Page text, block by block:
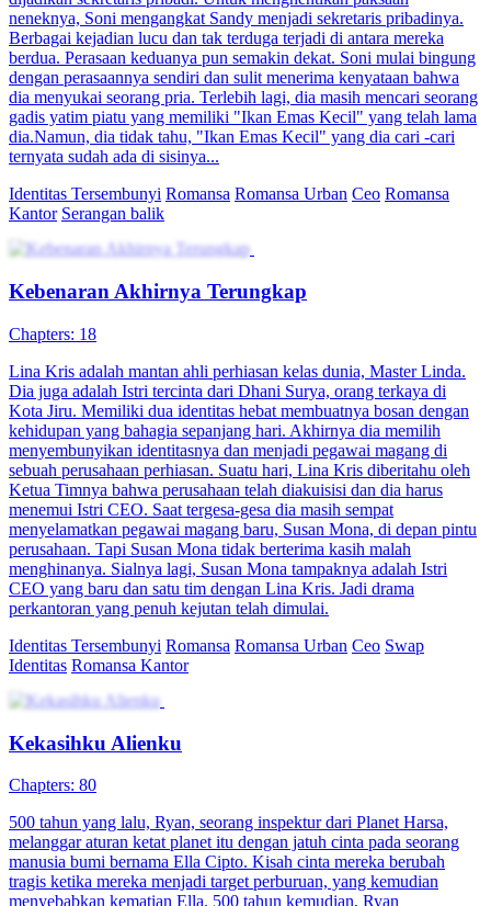
neneknya, Soni mengangkat Sandy menjadi sekretaris pribadinya.
Berbagai kejadian lucu dan tak terduga terjadi di antara mereka
berdua. Perasaan keduanya pun semakin dekat. Soni mulai bingung
dengan perasaannya sendiri dan sulit menerima kenyataan bahwa
dia menyukai seorang pria. Terlebih lagi, dia masih mencari seorang
gadis yatim piatu yang memiliki "Ikan Emas Kecil" yang telah lama
dia.Namun, dia tidak tahu, "Ikan Emas Kecil" yang dia cari -cari
ternyata sudah ada di sisinya...
Identitas Tersembunyi Romansa Romansa Urban Ceo Romansa
Kantor Serangan balik
Kebenaran Akhirnya Terungkap
Chapters: 18
Lina Kris adalah mantan ahli perhiasan kelas dunia, Master Linda.
Dia juga adalah Istri tercinta dari Dhani Surya, orang terkaya di
Kota Jiru. Memiliki dua identitas hebat membuatnya bosan dengan
kehidupan yang bahagia sepanjang hari. Akhirnya dia memilih
menyembunyikan identitasnya dan menjadi pegawai magang di
sebuah perusahaan perhiasan. Suatu hari, Lina Kris diberitahu oleh
Ketua Timnya bahwa perusahaan telah diakuisisi dan dia harus
menemui Istri CEO. Saat tergesa-gesa dia masih sempat
menyelamatkan pegawai magang baru, Susan Mona, di depan pintu
perusahaan. Tapi Susan Mona tidak berterima kasih malah
menghinanya. Sialnya lagi, Susan Mona tampaknya adalah Istri
CEO yang baru dan satu tim dengan Lina Kris. Jadi drama
perkantoran yang penuh kejutan telah dimulai.
Identitas Tersembunyi Romansa Romansa Urban Ceo Swap
Identitas Romansa Kantor
Kekasihku Alienku
Chapters: 80
500 tahun yang lalu, Ryan, seorang inspektur dari Planet Harsa,
melanggar aturan ketat planet itu dengan jatuh cinta pada seorang
manusia bumi bernama Ella Cipto. Kisah cinta mereka berubah
tragis ketika mereka menjadi target perburuan, yang kemudian
menyebabkan kematian Ella. 500 tahun kemudian, Ryan